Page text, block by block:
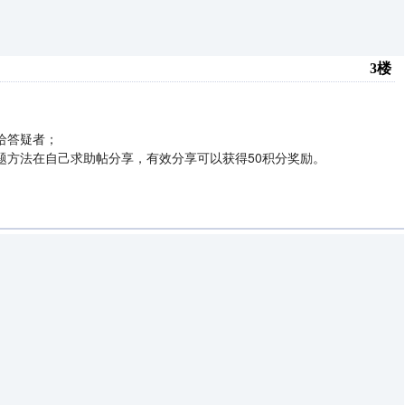
3楼
疑者；
法在自己求助帖分享，有效分享可以获得50积分奖励。